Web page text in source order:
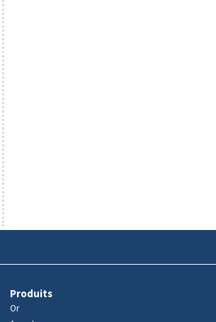
Produits
Or